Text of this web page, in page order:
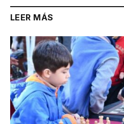
LEER MÁS